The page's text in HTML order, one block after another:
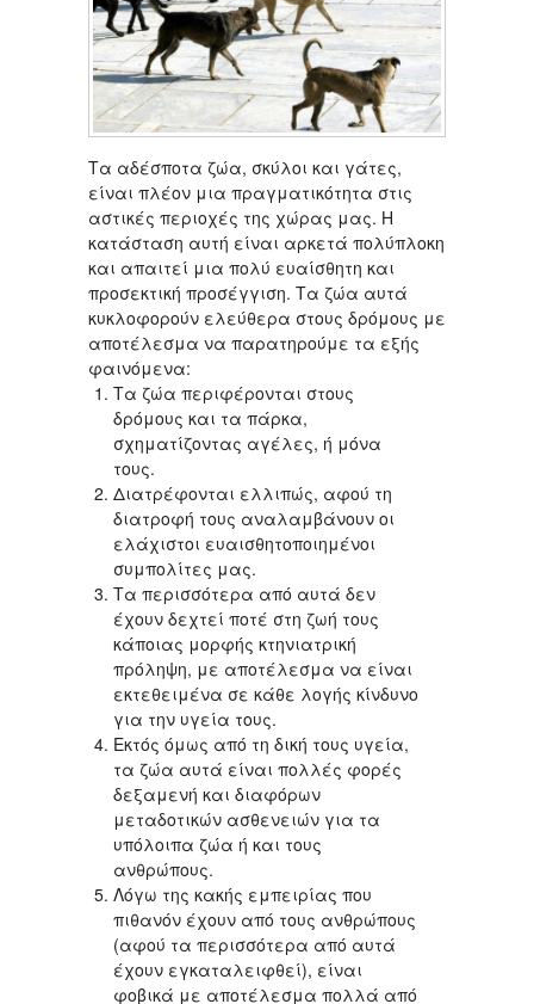
Τα αδέσποτα ζώα, σκύλοι και γάτες,
είναι πλέον μια πραγματικότητα στις
αστικές περιοχές της χώρας μας. Η
κατάσταση αυτή είναι αρκετά πολύπλοκη
και απαιτεί μια πολύ ευαίσθητη και
προσεκτική προσέγγιση. Τα ζώα αυτά
κυκλοφορούν ελεύθερα στους δρόμους με
αποτέλεσμα να παρατηρούμε τα εξής
φαινόμενα:
Τα ζώα περιφέρονται στους
δρόμους και τα πάρκα,
σχηματίζοντας αγέλες, ή μόνα
τους.
Διατρέφονται ελλιπώς, αφού τη
διατροφή τους αναλαμβάνουν οι
ελάχιστοι ευαισθητοποιημένοι
συμπολίτες μας.
Τα περισσότερα από αυτά δεν
έχουν δεχτεί ποτέ στη ζωή τους
κάποιας μορφής κτηνιατρική
πρόληψη, με αποτέλεσμα να είναι
εκτεθειμένα σε κάθε λογής κίνδυνο
για την υγεία τους.
Εκτός όμως από τη δική τους υγεία,
τα ζώα αυτά είναι πολλές φορές
δεξαμενή και διαφόρων
μεταδοτικών ασθενειών για τα
υπόλοιπα ζώα ή και τους
ανθρώπους.
Λόγω της κακής εμπειρίας που
πιθανόν έχουν από τους ανθρώπους
(αφού τα περισσότερα από αυτά
έχουν εγκαταλειφθεί), είναι
φοβικά με αποτέλεσμα πολλά από